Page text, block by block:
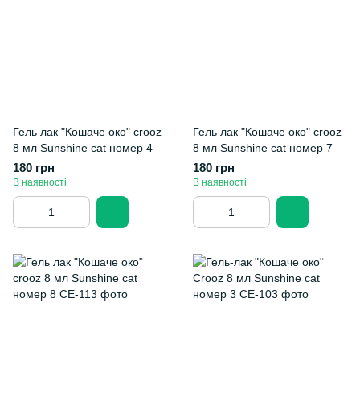
Гель лак "Кошаче око" crooz
8 мл Sunshine cat номер 4
180 грн
В наявності
Гель лак "Кошаче око" crooz
8 мл Sunshine cat номер 7
180 грн
В наявності